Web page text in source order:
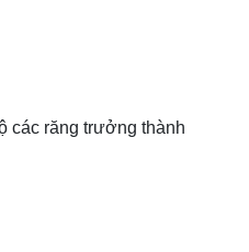
các răng trưởng thành